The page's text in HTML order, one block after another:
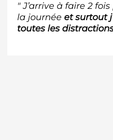
" J’arrive à faire 2
la journée et surtout
toutes les